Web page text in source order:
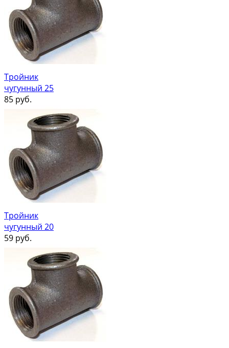
Тройник
чугунный 25
85 руб.
Тройник
чугунный 20
59 руб.